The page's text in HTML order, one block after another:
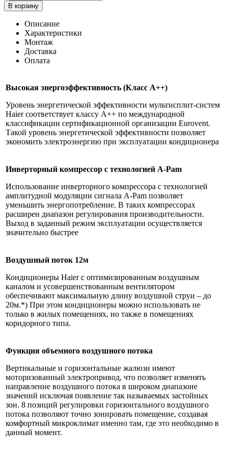
В корзину
Описание
Характеристики
Монтаж
Доставка
Оплата
Высокая энергоэффективность (Класс А++)
Уровень энергетической эффективности мультисплит-систем
Haier соответствует классу A++ по международной
классификации сертификационной организации Eurovent.
Такой уровень энергетической эффективности позволяет
экономить электроэнергию при эксплуатации кондиционера
Инверторный компрессор с технологией A-Pam
Использование инверторного компрессора с технологией
амплитудной модуляции сигнала A-Pam позволяет
уменьшить энергопотребление. В таких компрессорах
расширен диапазон регулирования производительности.
Выход в заданный режим эксплуатации осуществляется
значительно быстрее
Воздушный поток 12м
Кондиционеры Haier с оптимизированным воздушным
каналом и усовершенствованным вентилятором
обеспечивают максимальную длину воздушной струи – до
20м.*) При этом кондиционеры можно использовать не
только в жилых помещениях, но также в помещениях
коридорного типа.
Функция объемного воздушного потока
Вертикальные и горизонтальные жалюзи имеют
моторизованный электропривод, что позволяет изменять
направление воздушного потока в широком диапазоне
значений исключая появление так называемых застойных
зон. 8 позиций регулировки горизонтального воздушного
потока позволяют точно зонировать помещение, создавая
комфортный микроклимат именно там, где это необходимо в
данный момент.